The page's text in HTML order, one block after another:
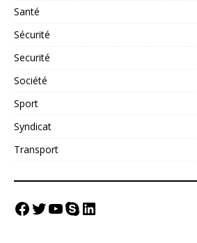
Santé
Sécurité
Securité
Société
Sport
Syndicat
Transport